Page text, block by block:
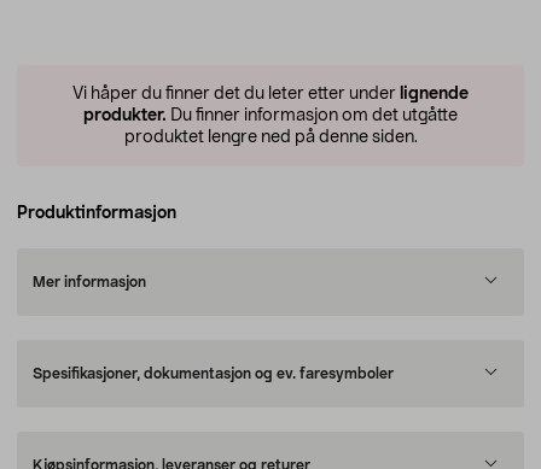
Vi håper du finner det du leter etter under lignende
produkter. Du finner informasjon om det utgåtte
produktet lengre ned på denne siden.
Produktinformasjon
Mer informasjon
Spesifikasjoner, dokumentasjon og ev. faresymboler
Kjøpsinformasjon, leveranser og returer